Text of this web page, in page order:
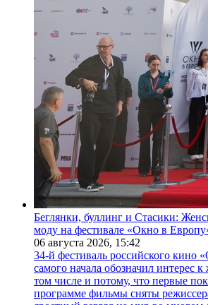
Беглянки, буллинг и Стасики:
моду на фестивале «Окно в
06 августа 2026, 15:42
34-й фестиваль российского кино
самого начала обозначил интерес
том числе и потому, что первые
программе фильмы сняты